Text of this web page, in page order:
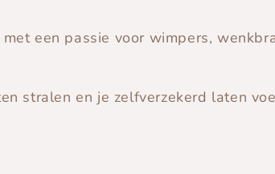
een passie voor wimpers,
stralen en je zelfverzekerd laten